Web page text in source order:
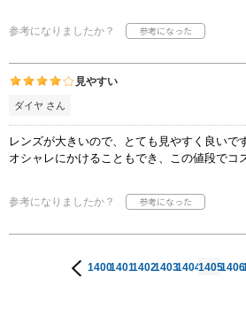
参考になりましたか？
見やすい
ダイヤ さん
レンズが大きいので、とても見やすく良いで
オシャレにかけることもでき、この値段でコ
参考になりましたか？
1400140114021403140414051406